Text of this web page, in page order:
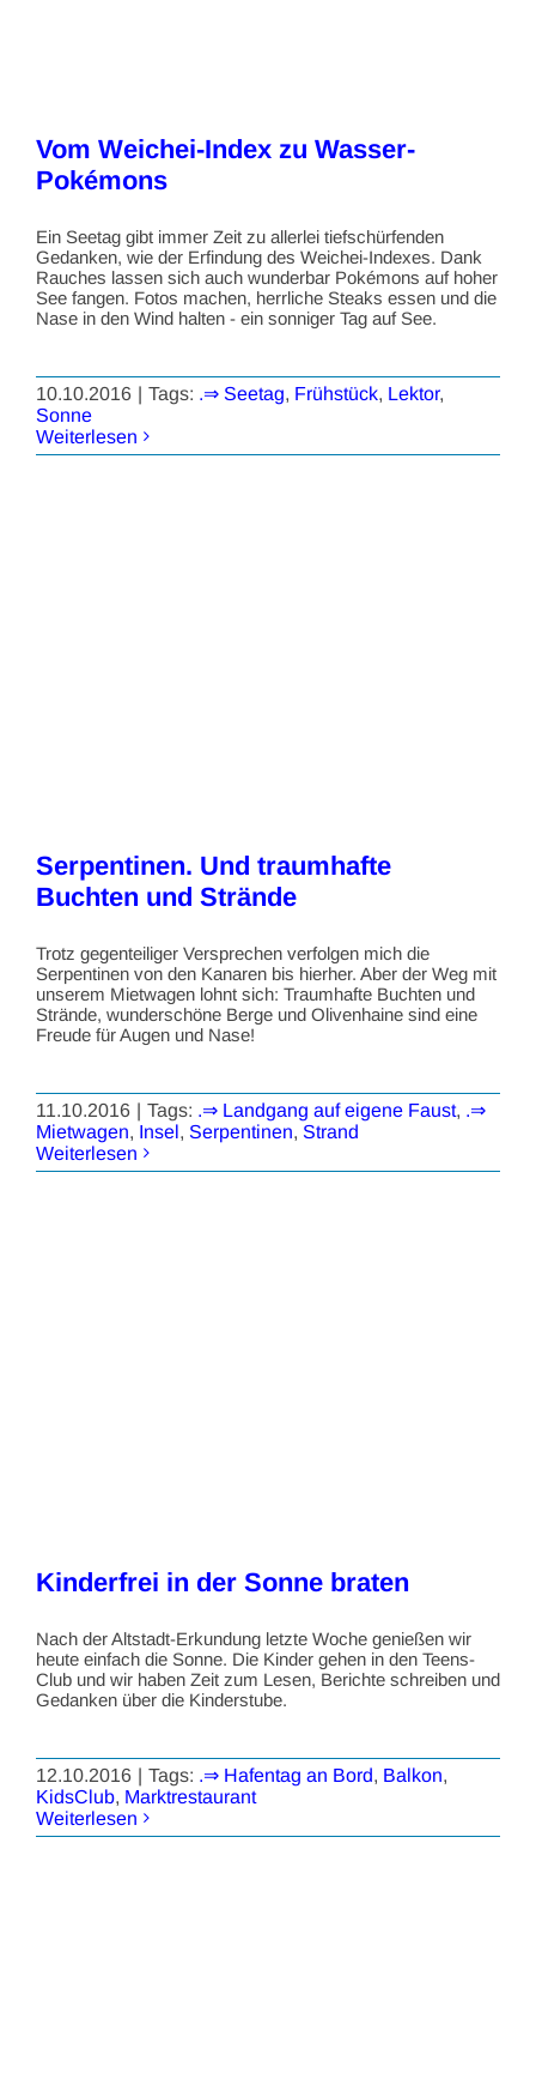
Vom Weichei-Index zu Wasser-
Pokémons
Ein Seetag gibt immer Zeit zu allerlei tiefschürfenden
Gedanken, wie der Erfindung des Weichei-Indexes. Dank
Rauches lassen sich auch wunderbar Pokémons auf hoher
See fangen. Fotos machen, herrliche Steaks essen und die
Nase in den Wind halten - ein sonniger Tag auf See.
10.10.2016 | Tags: .⇒ Seetag, Frühstück, Lektor,
Sonne
Weiterlesen
Serpentinen. Und traumhafte
Buchten und Strände
Trotz gegenteiliger Versprechen verfolgen mich die
Serpentinen von den Kanaren bis hierher. Aber der Weg mit
unserem Mietwagen lohnt sich: Traumhafte Buchten und
Strände, wunderschöne Berge und Olivenhaine sind eine
Freude für Augen und Nase!
11.10.2016 | Tags: .⇒ Landgang auf eigene Faust, .⇒
Mietwagen, Insel, Serpentinen, Strand
Weiterlesen
Kinderfrei in der Sonne braten
Nach der Altstadt-Erkundung letzte Woche genießen wir
heute einfach die Sonne. Die Kinder gehen in den Teens-
Club und wir haben Zeit zum Lesen, Berichte schreiben und
Gedanken über die Kinderstube.
12.10.2016 | Tags: .⇒ Hafentag an Bord, Balkon,
KidsClub, Marktrestaurant
Weiterlesen